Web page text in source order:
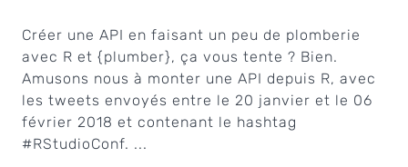
Créer une API en faisant un peu de plomberie
avec R et {plumber}, ça vous tente ? Bien.
Amusons nous à monter une API depuis R, avec
les tweets envoyés entre le 20 janvier et le 06
février 2018 et contenant le hashtag
#RStudioConf. ...